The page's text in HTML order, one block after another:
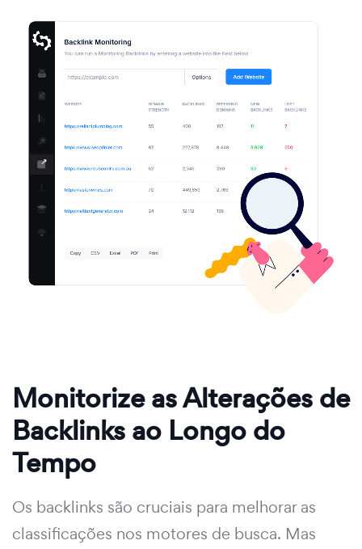
Monitorize as Alterações de
Backlinks ao Longo do
Tempo
Os backlinks são cruciais para melhorar as
classificações nos motores de busca. Mas